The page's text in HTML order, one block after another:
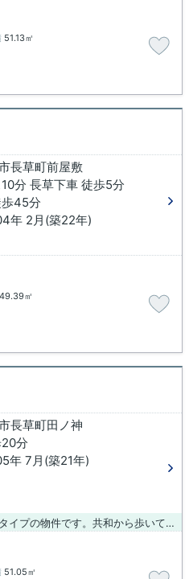
51.13㎡
長草町前屋敷
分 長草下車 徒歩5分
45分
年 2月(築22年)
49.39㎡
長草町田ノ神
分
年 7月(築21年)
防犯対策もバッチリなマンションタイプの物件です。共和から歩いてすぐの距離に住まいをお求めなら、当社で住まい探しを行ってください。たくさんの物件情報をご用意しております。
51.05㎡